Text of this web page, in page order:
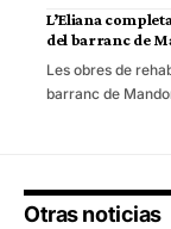
L’Eliana
del barranc de
Les obres de
barranc de
Otras noticias